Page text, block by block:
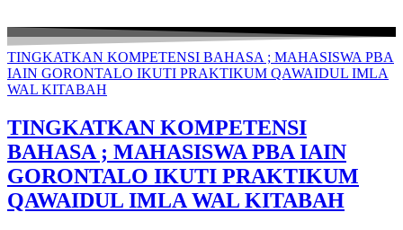
TINGKATKAN KOMPETENSI BAHASA ; MAHASISWA PBA
IAIN GORONTALO IKUTI PRAKTIKUM QAWAIDUL IMLA
WAL KITABAH
TINGKATKAN KOMPETENSI
BAHASA ; MAHASISWA PBA IAIN
GORONTALO IKUTI PRAKTIKUM
QAWAIDUL IMLA WAL KITABAH